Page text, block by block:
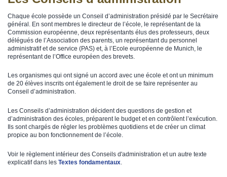
Chaque école possède un Conseil d’administration présidé par le Secrétaire
général. En sont membres le directeur de l’école, le représentant de la
Commission européenne, deux représentants élus des professeurs, deux
délégués de l’Association des parents, un représentant du personnel
administratif et de service (PAS) et, à l’Ecole européenne de Munich, le
représentant de l’Office européen des brevets.
Les organismes qui ont signé un accord avec une école et ont un minimum
de 20 élèves inscrits ont également le droit de se faire représenter au
Conseil d’administration.
Les Conseils d’administration décident des questions de gestion et
d’administration des écoles, préparent le budget et en contrôlent l’exécution.
Ils sont chargés de régler les problèmes quotidiens et de créer un climat
propice au bon fonctionnement de l’école.
Voir le règlement intérieur des Conseils d'administration et un autre texte
explicatif dans les Textes fondamentaux